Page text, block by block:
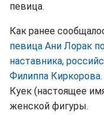
певица.
Как ранее
певица Ани Лорак
наставника,
Филиппа Киркорова.
Куек (настоящее
женской фигуры.